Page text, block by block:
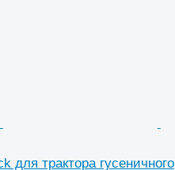
для трактора гусеничного